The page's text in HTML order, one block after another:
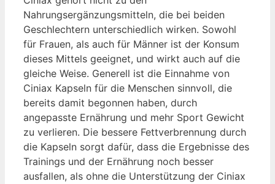
Nahrungsergänzungsmitteln, die bei beiden
Geschlechtern unterschiedlich wirken. Sowohl
für Frauen, als auch für Männer ist der Konsum
dieses Mittels geeignet, und wirkt auch auf die
gleiche Weise. Generell ist die Einnahme von
Ciniax Kapseln für die Menschen sinnvoll, die
bereits damit begonnen haben, durch
angepasste Ernährung und mehr Sport Gewicht
zu verlieren. Die bessere Fettverbrennung durch
die Kapseln sorgt dafür, dass die Ergebnisse des
Trainings und der Ernährung noch besser
ausfallen, als ohne die Unterstützung der Ciniax